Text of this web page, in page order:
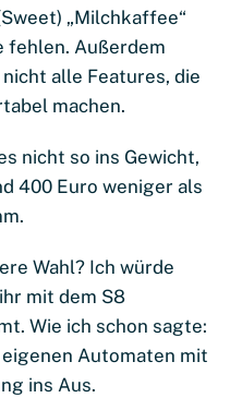
„Milchkaffee“
fehlen. Außerdem
alle Features, die
machen.
nicht so ins Gewicht,
400 Euro weniger als
Wahl? Ich würde
mit dem S8
Wie ich schon sagte:
Automaten mit
ins Aus.